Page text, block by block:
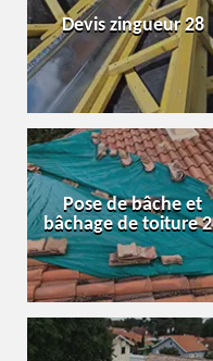
Devis zingueur 28
Pose de bâche et
bâchage de toiture